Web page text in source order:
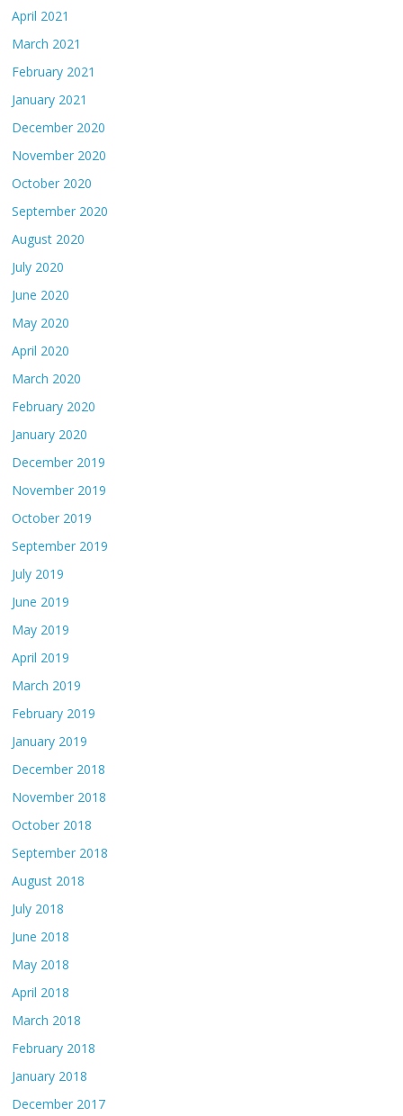
April 2021
March 2021
February 2021
January 2021
December 2020
November 2020
October 2020
September 2020
August 2020
July 2020
June 2020
May 2020
April 2020
March 2020
February 2020
January 2020
December 2019
November 2019
October 2019
September 2019
July 2019
June 2019
May 2019
April 2019
March 2019
February 2019
January 2019
December 2018
November 2018
October 2018
September 2018
August 2018
July 2018
June 2018
May 2018
April 2018
March 2018
February 2018
January 2018
December 2017